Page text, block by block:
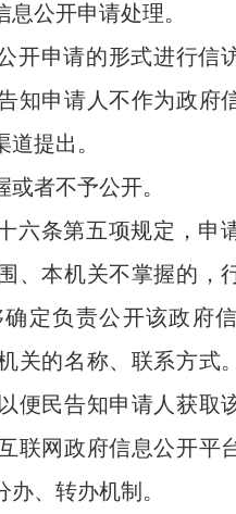
息公开申请处理。
开申请的形式进行信
知申请人不作为政府
提出。
或者不予公开。
六条第五项规定，申
、本机关不掌握的，
定负责公开该政府
关的名称、联系方式
便民告知申请人获取
联网政府信息公开平
、转办机制。